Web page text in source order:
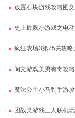
放置石块游戏攻略图
史上最贱小游戏之电
疯狂农场3第75关攻略
阅文游戏美男有毒攻
魔法公主小马驹手游
团战类游戏三人联机